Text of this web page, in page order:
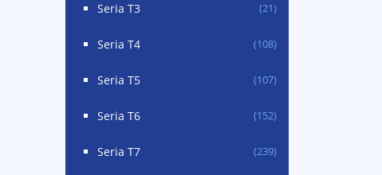
Seria T3 (21)
Seria T4 (108)
Seria T5 (107)
Seria T6 (152)
Seria T7 (239)